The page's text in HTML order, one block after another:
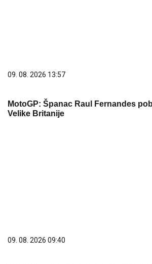
09. 08. 2026 13:57
MotoGP: Španac Raul Fernandes
Velike Britanije
09. 08. 2026 09:40